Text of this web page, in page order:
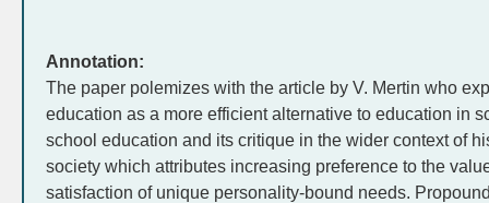
Annotation:
The paper polemizes with the article by V. Mertin who
education as a more efficient alternative to education in
school education and its critique in the wider context of
society which attributes increasing preference to the
satisfaction of unique personality-bound needs.